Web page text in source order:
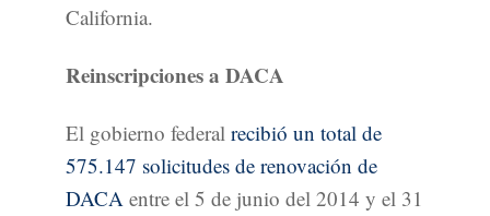
California.
Reinscripciones a DACA
El gobierno federal recibió un total de
575.147 solicitudes de renovación de
DACA entre el 5 de junio del 2014 y el 31